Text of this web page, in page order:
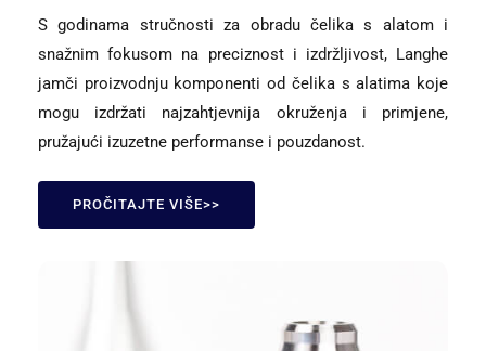
S godinama stručnosti za obradu čelika s alatom i
snažnim fokusom na preciznost i izdržljivost, Langhe
jamči proizvodnju komponenti od čelika s alatima koje
mogu izdržati najzahtjevnija okruženja i primjene,
pružajući izuzetne performanse i pouzdanost.
PROČITAJTE VIŠE>>